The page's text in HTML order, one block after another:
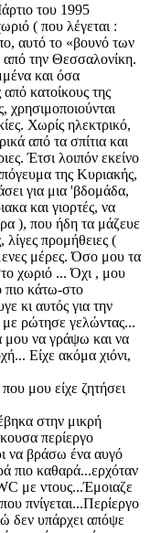
του 1995
( που λέγεται :
αυτό το «βουνό των
από την Θεσσαλονίκη.
και όσα
κατοίκους της
χρησιμοποιούνται
Χωρίς ηλεκτρικό,
από τα σπίτια και
Έτσι λοιπόν εκείνο
της Κυριακής,
για μια 'βδομάδα,
και γιορτές, να
), που ήδη τα μάζευε
λίγες προμήθειες (
μέρες. Όσο μου τα
χωριό ... Όχι , μου
πιο κάτω-στο
κι αυτός για την
ρώτησε γελώντας...
μου να γράψω και να
Είχε ακόμα χιόνι,
μου είχε ζητήσει
στην μικρή
περίεργο
να βράσω ένα αυγό
πιο καθαρά...ερχόταν
με ντους...Έμοιαζε
πνίγεται...Περίεργο
δεν υπάρχει απόψε